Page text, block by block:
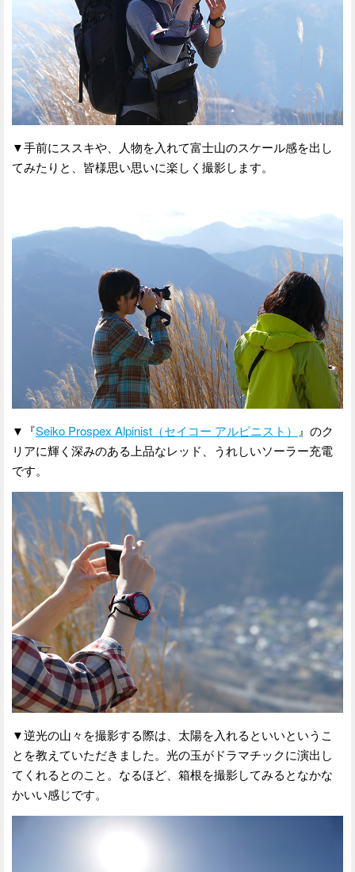
▼手前にススキや、人物を入れて富士山のスケール感を出し
てみたりと、皆様思い思いに楽しく撮影します。
▼『Seiko Prospex Alpinist（セイコー アルピニスト）
』のク
リアに輝く深みのある上品なレッド、うれしいソーラー充電
です。
▼逆光の山々を撮影する際は、太陽を入れるといいというこ
とを教えていただきました。光の玉がドラマチックに演出し
てくれるとのこと。なるほど、箱根を撮影してみるとなかな
かいい感じです。